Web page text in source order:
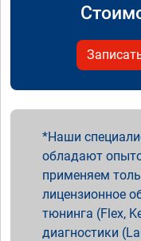
Наши
обладают
применяем
лицензионное
тюнинга (Flex,
диагностики